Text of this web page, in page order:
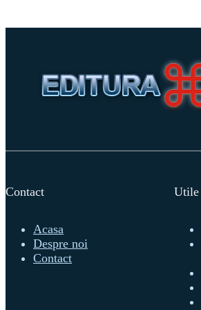
Contact
Acasa
Despre noi
Contact
Utile